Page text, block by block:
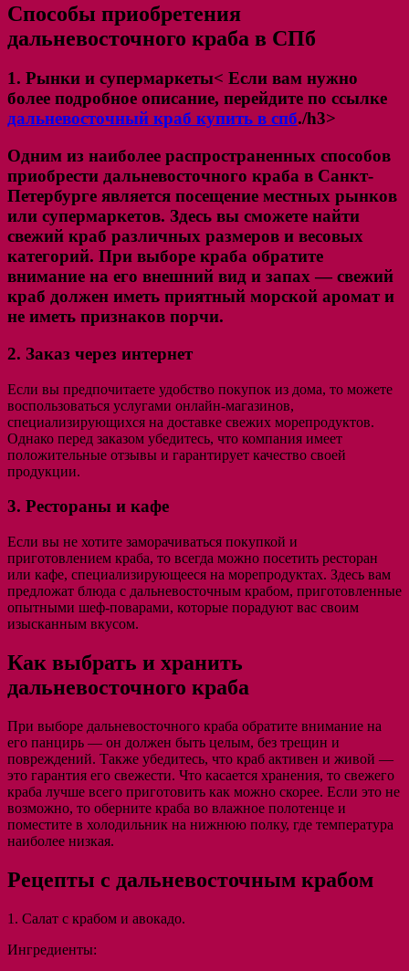
Способы приобретения
дальневосточного краба в СПб
1. Рынки и супермаркеты< Если вам нужно
более подробное описание, перейдите по ссылке
дальневосточный краб купить в спб./h3>
Одним из наиболее распространенных способов
приобрести дальневосточного краба в Санкт-
Петербурге является посещение местных рынков
или супермаркетов. Здесь вы сможете найти
свежий краб различных размеров и весовых
категорий. При выборе краба обратите
внимание на его внешний вид и запах — свежий
краб должен иметь приятный морской аромат и
не иметь признаков порчи.
2. Заказ через интернет
Если вы предпочитаете удобство покупок из дома, то можете
воспользоваться услугами онлайн-магазинов,
специализирующихся на доставке свежих морепродуктов.
Однако перед заказом убедитесь, что компания имеет
положительные отзывы и гарантирует качество своей
продукции.
3. Рестораны и кафе
Если вы не хотите заморачиваться покупкой и
приготовлением краба, то всегда можно посетить ресторан
или кафе, специализирующееся на морепродуктах. Здесь вам
предложат блюда с дальневосточным крабом, приготовленные
опытными шеф-поварами, которые порадуют вас своим
изысканным вкусом.
Как выбрать и хранить
дальневосточного краба
При выборе дальневосточного краба обратите внимание на
его панцирь — он должен быть целым, без трещин и
повреждений. Также убедитесь, что краб активен и живой —
это гарантия его свежести. Что касается хранения, то свежего
краба лучше всего приготовить как можно скорее. Если это не
возможно, то оберните краба во влажное полотенце и
поместите в холодильник на нижнюю полку, где температура
наиболее низкая.
Рецепты с дальневосточным крабом
1. Салат с крабом и авокадо.
Ингредиенты: